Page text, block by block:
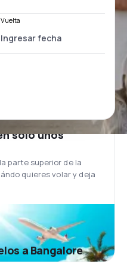
Vuelta
solo unos
parte superior de la
quieres volar y deja
a Bangalore